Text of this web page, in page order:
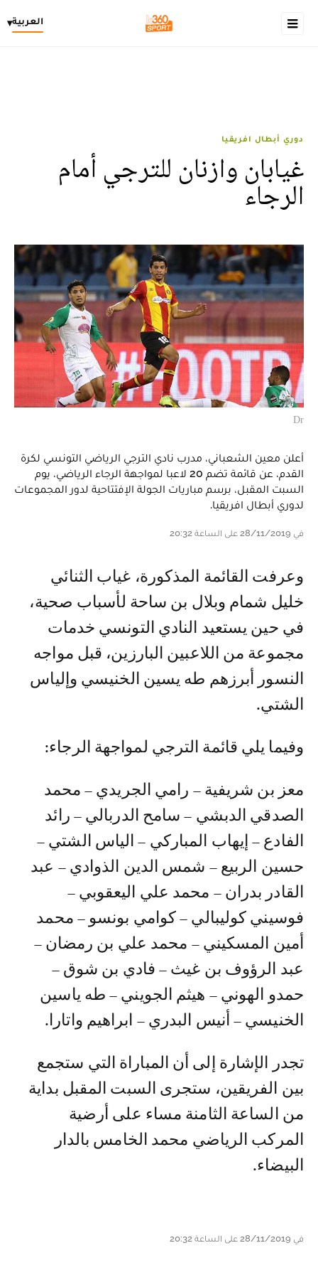
العربية▾
دوري أبطال افريقيا
غيابان وازنان للترجي أمام
الرجاء
Dr
أعلن معين الشعباني، مدرب نادي الترجي الرياضي التونسي لكرة
القدم، عن قائمة تضم 20 لاعبا لمواجهة الرجاء الرياضي، يوم
السبت المقبل، برسم مباريات الجولة الإفتتاحية لدور المجموعات
لدوري أبطال افريقيا.
في 28/11/2019 على الساعة 20:32
وعرفت القائمة المذكورة، غياب الثنائي
خليل شمام وبلال بن ساحة لأسباب صحية،
في حين يستعيد النادي التونسي خدمات
مجموعة من اللاعبين البارزين، قبل مواجه
النسور أبرزهم طه يسين الخنيسي وإلياس
الشتي.
وفيما يلي قائمة الترجي لمواجهة الرجاء:
معز بن شريفية – رامي الجريدي – محمد
الصدقي الدبشي – سامح الدربالي – رائد
الفادع – إيهاب المباركي – الياس الشتي –
حسين الربيع – شمس الدين الذوادي – عبد
القادر بدران – محمد علي اليعقوبي –
فوسيني كوليبالي – كوامي بونسو – محمد
أمين المسكيني – محمد علي بن رمضان –
عبد الرؤوف بن غيث – فادي بن شوق –
حمدو الهوني – هيثم الجويني – طه ياسين
الخنيسي – أنيس البدري – ابراهيم واتارا.
تجدر الإشارة إلى أن المباراة التي ستجمع
بين الفريقين، ستجرى السبت المقبل بداية
من الساعة الثامنة مساء على أرضية
المركب الرياضي محمد الخامس بالدار
البيضاء.
في 28/11/2019 على الساعة 20:32